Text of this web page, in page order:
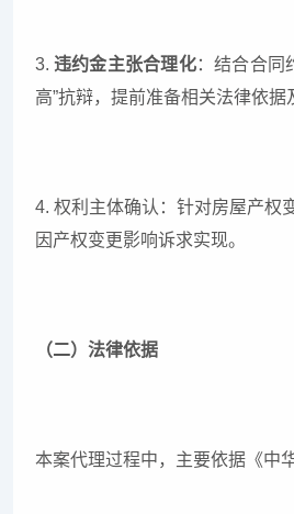
3. 违约金主张合理化：结合合同
高”抗辩，提前准备相关法律依据
4. 权利主体确认：针对房屋产权
因产权变更影响诉求实现。
（二）法律依据
本案代理过程中，主要依据《中